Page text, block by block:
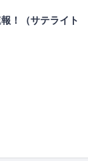
！（サテライト